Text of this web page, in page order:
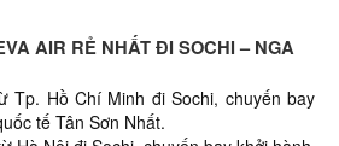
AIR RẺ NHẤT ĐI SOCHI – NGA
Tp. Hồ Chí Minh đi Sochi, chuyến bay
tế Tân Sơn Nhất.